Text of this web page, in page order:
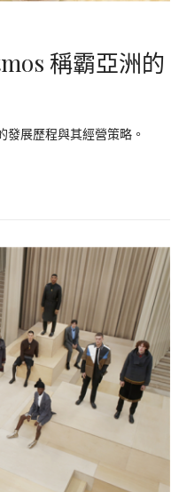
稱霸亞洲的
展歷程與其經營策略。